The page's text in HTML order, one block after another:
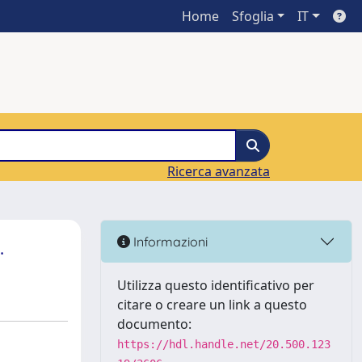
Home Sfoglia IT
Ricerca avanzata
Informazioni
Utilizza questo identificativo per
citare o creare un link a questo
documento:
https://hdl.handle.net/20.500.123